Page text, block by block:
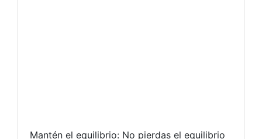
Mantén el equilibrio: No pierdas el equilibrio